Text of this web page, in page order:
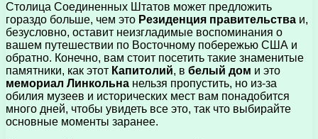
Столица Соединенных Штатов может предложить
гораздо больше, чем это Резиденция правительства и,
безусловно, оставит неизгладимые воспоминания о
вашем путешествии по Восточному побережью США и
обратно. Конечно, вам стоит посетить такие знаменитые
памятники, как этот Капитолий, в белый дом и это
мемориал Линкольна нельзя пропустить, но из-за
обилия музеев и исторических мест вам понадобится
много дней, чтобы увидеть все это, так что выбирайте
основные моменты заранее.